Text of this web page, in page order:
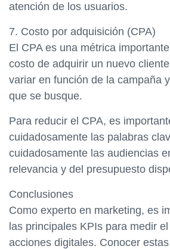
atención de los usuarios.
7. Costo por adquisición (CPA)
El CPA es una métrica
costo de adquirir un nuevo
variar en función de la campaña
que se busque.
Para reducir el CPA, es
cuidadosamente las palabras
cuidadosamente las audiencias
relevancia y del presupuesto
Conclusiones
Como experto en marketing, es
las principales KPIs para medir
acciones digitales. Conocer